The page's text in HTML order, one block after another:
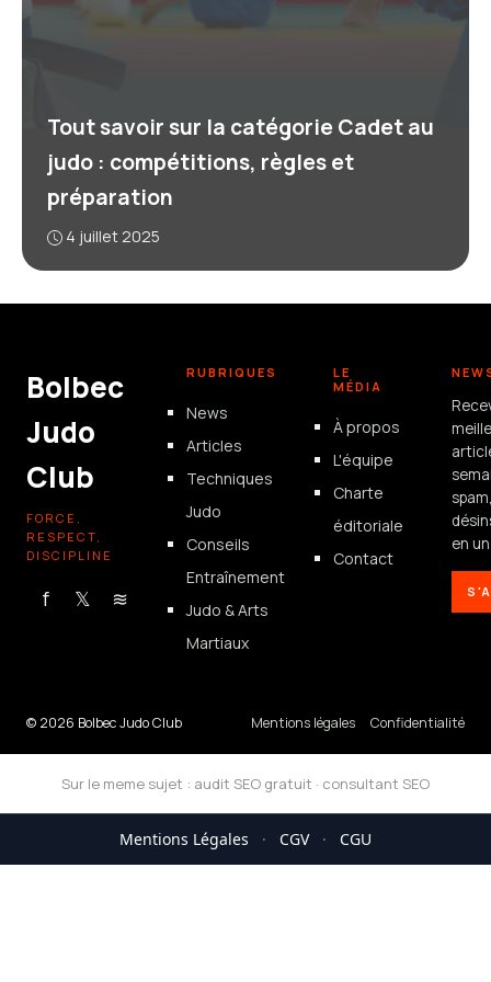
Tout savoir sur la catégorie Cadet au
judo : compétitions, règles et
préparation
4 juillet 2025
Bolbec
Judo
Club
FORCE,
RESPECT,
DISCIPLINE
f 𝕏 ≋
RUBRIQUES
News
Articles
Techniques
Judo
Conseils
Entraînement
Judo & Arts
Martiaux
LE
MÉDIA
À propos
L'équipe
Charte
éditoriale
Contact
en
© 2026 Bolbec Judo Club Mentions légales Confidentialité
Sur le meme sujet : audit SEO gratuit · consultant SEO
Mentions Légales · CGV · CGU